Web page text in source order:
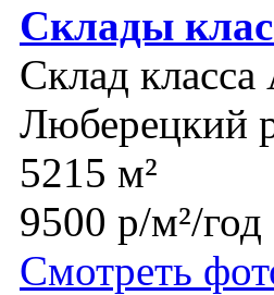
Склады
Склад
Люберецкий
5215 м²
9500 р/м²/год
Смотреть